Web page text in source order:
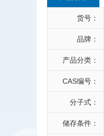
货号：
品牌：
产品分类：
CAS编号：
分子式：
储存条件：